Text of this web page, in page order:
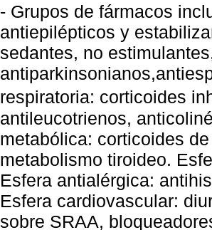
- Grupos de fármacos
antiepilépticos y
sedantes, no
respiratoria: corticoides
antileucotrienos,
metabólica: corticoides
metabolismo tiroideo.
Esfera antialérgica:
Esfera cardiovascular:
sobre SRAA,